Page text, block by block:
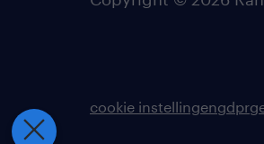
cookie instellingengdpr